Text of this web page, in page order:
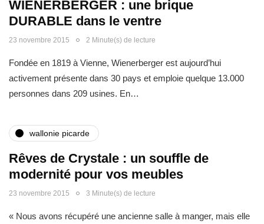
WIENERBERGER : une brique
DURABLE dans le ventre
23 novembre 2015 2 Minute(s) de lecture
Fondée en 1819 à Vienne, Wienerberger est aujourd’hui
activement présente dans 30 pays et emploie quelque 13.000
personnes dans 209 usines. En…
wallonie picarde
Rêves de Crystale : un souffle de
modernité pour vos meubles
23 novembre 2015 3 Minute(s) de lecture
« Nous avons récupéré une ancienne salle à manger, mais elle